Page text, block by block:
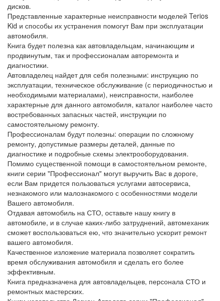
дисков.
Представленные характерные неисправности моделей Terios
Kid и способы их устранения помогут Вам при эксплуатации
автомобиля.
Книга будет полезна как автовладельцам, начинающим и
продвинутым, так и профессионалам авторемонта и
диагностики.
Автовладелец найдет для себя полезными: инструкцию по
эксплуатации, техническое обслуживание (с периодичностью и
необходимыми материалами), неисправности, наиболее
характерные для данного автомобиля, каталог наиболее часто
востребованных запасных частей, инструкции по
самостоятельному ремонту.
Профессионалам будут полезны: операции по сложному
ремонту, допустимые размеры деталей, данные по
диагностике и подробные схемы электрооборудования.
Помимо существенной помощи в самостоятельном ремонте,
книги серии "Профессионал" могут выручить Вас в дороге,
если Вам придется пользоваться услугами автосервиса,
незнакомого или малознакомого с особенностями модели
Вашего автомобиля.
Отдавая автомобиль на СТО, оставьте нашу книгу в
автомобиле, и в случае каких-либо затруднений, автомеханик
сможет воспользоваться ею, что значительно ускорит ремонт
вашего автомобиля.
Качественное изложение материала позволяет сократить
время обслуживания автомобиля и сделать его более
эффективным.
Книга предназначена для автовладельцев, персонала СТО и
ремонтных мастерских.